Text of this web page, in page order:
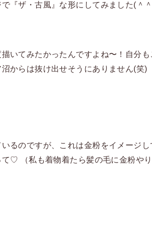
『ザ・古風』な形にしてみました(＾
いてみたかったんですよね〜！自分
からは抜け出せそうにありません(笑)
るのですが、これは金粉をイメージ
♡ （私も着物着たら髪の毛に金粉や